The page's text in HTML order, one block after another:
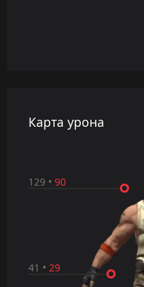
Карта урона
41 • 29
129 • 90